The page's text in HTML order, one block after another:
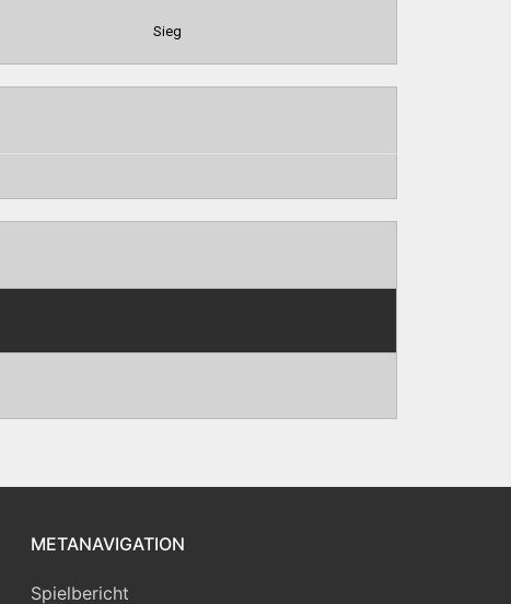
Sieg
METANAVIGATION
Spielbericht